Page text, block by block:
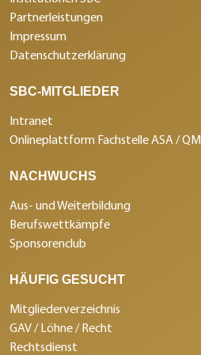
Partnerleistungen
Impressum
Datenschutzerklärung
SBC-MITGLIEDER
Intranet
Onlineplattform Fachstelle ASA / QM
NACHWUCHS
Aus- und Weiterbildung
Berufswettkämpfe
Sponsorenclub
HÄUFIG GESUCHT
Mitgliederverzeichnis
GAV / Löhne / Recht
Rechtsdienst